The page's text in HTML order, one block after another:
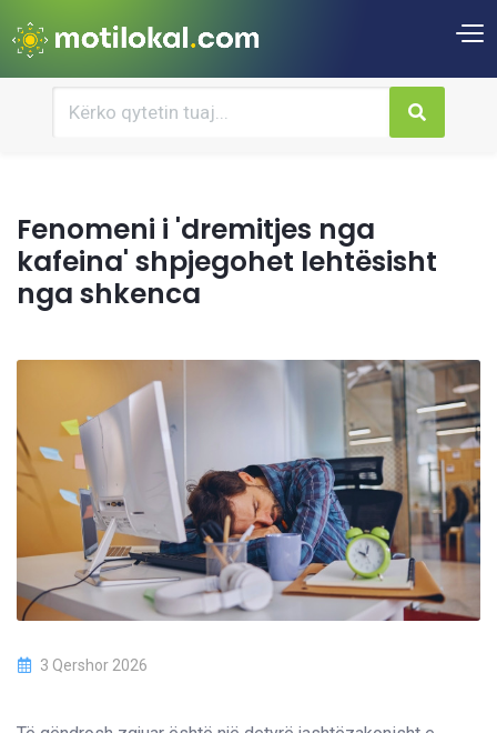
Fenomeni i 'dremitjes nga
kafeina' shpjegohet lehtësisht
nga shkenca
3 Qershor 2026